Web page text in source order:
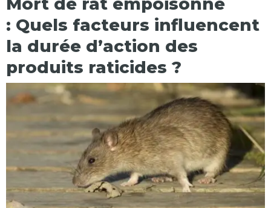
: Quels facteurs influencent
la durée d’action des
produits raticides ?